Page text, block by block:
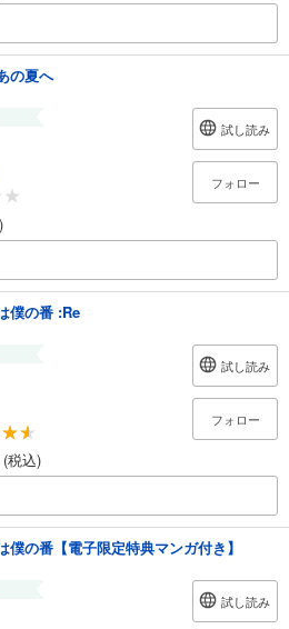
の夏へ
試し読み
フォロー
僕の番 :Re
税込)
試し読み
フォロー
僕の番【電子限定特典マンガ付き】
試し読み